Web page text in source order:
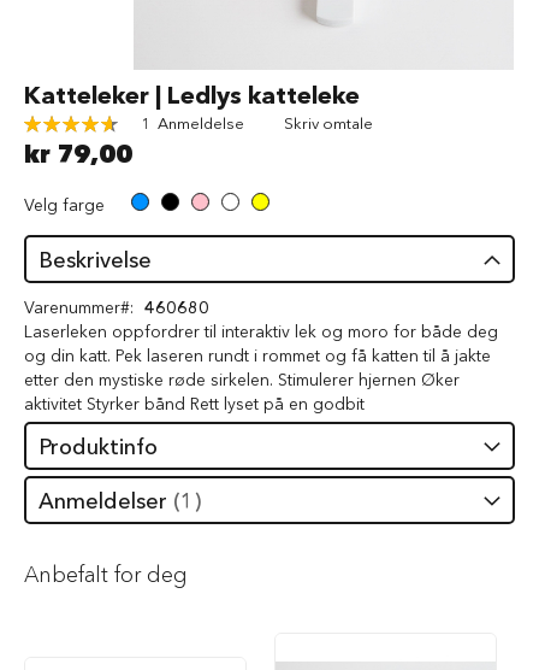
t
f
ô
r
u
d
G
o
d
b
i
t
r
l
Katteleker | Ledlys katteleke
Rating:
93
% of 100
1 Anmeldelse Skriv omtale
kr 79,00
Velg farge
Beskrivelse
Varenummer
460680
Laserleken oppfordrer til interaktiv lek og moro for både deg
og din katt. Pek laseren rundt i rommet og få katten til å jakte
etter den mystiske røde sirkelen. Stimulerer hjernen Øker
aktivitet Styrker bånd Rett lyset på en godbit
Produktinfo
Anmeldelser 1
til
begynnelsen
av
Anbefalt for deg